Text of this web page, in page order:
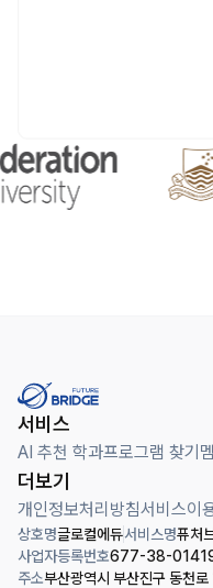
서비스
AI 추천 학과프로그램 찾기
더보기
개인정보처리방침서비스이
상호명글로컬에듀서비스명퓨처
사업자등록번호677-38-
주소부산광역시 부산진구 동천